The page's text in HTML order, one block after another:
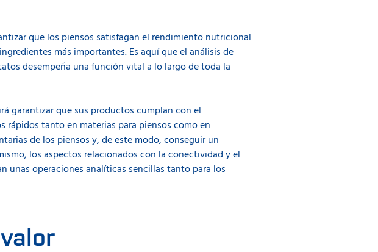
que los piensos satisfagan el rendimiento nutricional
más importantes. Es aquí que el análisis de
desempeña una función vital a lo largo de toda la
garantizar que sus productos cumplan con el
tanto en materias para piensos como en
de los piensos y, de este modo, conseguir un
los aspectos relacionados con la conectividad y el
unas operaciones analíticas sencillas tanto para los